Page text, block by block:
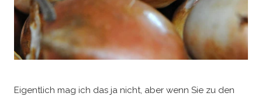
Eigentlich mag ich das ja nicht, aber wenn Sie zu den